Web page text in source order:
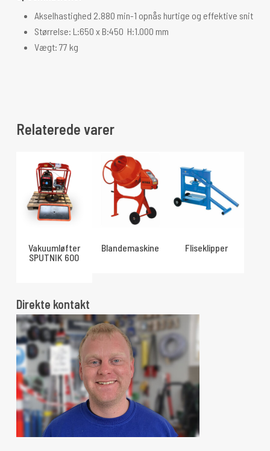
Akselhastighed 2.880 min-1 opnås hurtige og effektive snit
Størrelse: L:650 x B:450 H:1.000 mm
Vægt: 77 kg
Relaterede varer
Vakuumløfter
SPUTNIK 600
Blandemaskine Fliseklipper
Direkte kontakt